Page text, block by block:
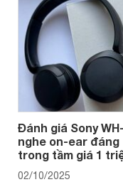
Đánh giá Sony
nghe on-ear đáng
trong tầm giá 1
02/10/2025